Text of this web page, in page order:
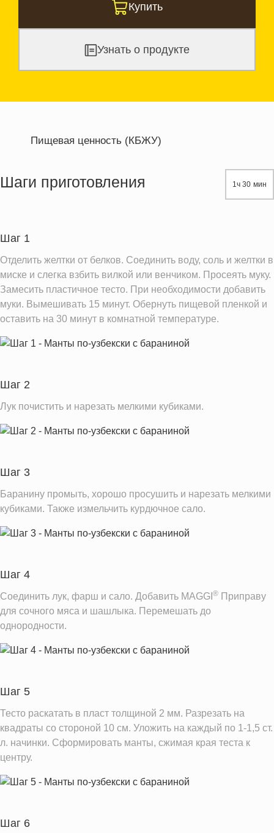
Купить
Узнать о продукте
Пищевая ценность (КБЖУ)
Жиры
Информация для одной порции
Шаги приготовления 1ч 30 мин
Шаг 1
Отделить желтки от белков. Соединить воду, соль и желтки в
миске и слегка взбить вилкой или венчиком. Просеять муку.
Замесить пластичное тесто. При необходимости добавить
муки. Вымешивать 15 минут. Обернуть пищевой пленкой и
оставить на 30 минут в комнатной температуре.
Шаг 2
Лук почистить и нарезать мелкими кубиками.
Шаг 3
Баранину промыть, хорошо просушить и нарезать мелкими
кубиками. Также измельчить курдючное сало.
Шаг 4
Соединить лук, фарш и сало. Добавить MAGGI ® Приправу
для сочного мяса и шашлыка. Перемешать до
однородности.
Шаг 5
Тесто раскатать в пласт толщиной 2 мм. Разрезать на
квадраты со стороной 10 см. Уложить на каждый по 1-1,5 ст.
л. начинки. Сформировать манты, сжимая края теста к
центру.
Шаг 6